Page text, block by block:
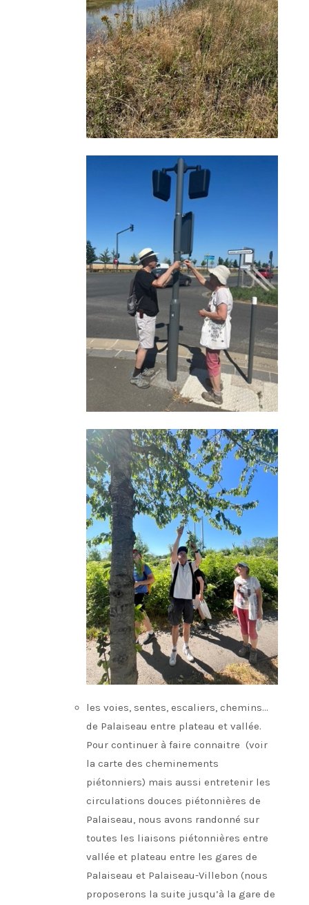
les voies, sentes, escaliers, chemins…
de Palaiseau entre plateau et vallée.
Pour continuer à faire connaitre (voir
la carte des cheminements
piétonniers) mais aussi entretenir les
circulations douces piétonnières de
Palaiseau, nous avons randonné sur
toutes les liaisons piétonnières entre
vallée et plateau entre les gares de
Palaiseau et Palaiseau-Villebon (nous
proposerons la suite jusqu’à la gare de